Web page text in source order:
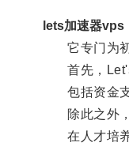
lets加速器vps
它专门为初
首先，Let's
包括资金支
除此之外，
在人才培养